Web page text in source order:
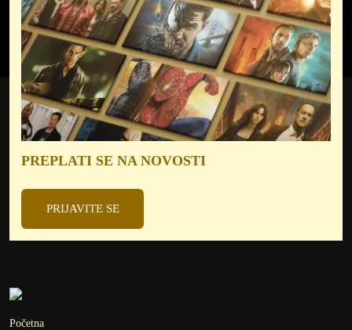
PREPLATI SE NA NOVOSTI
PRIJAVITE SE
Početna